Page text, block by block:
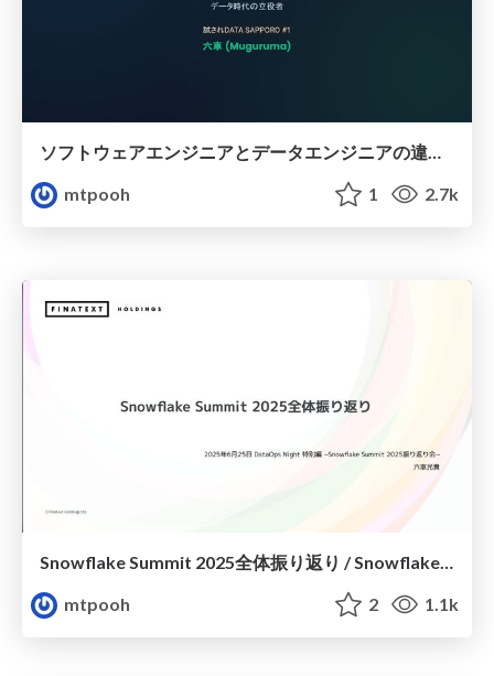
mtpooh
1 2.7k
Snowflake Summit 2025全体振り返り / Snowflake Summit 2025 Overall Review
mtpooh
2 1.1k